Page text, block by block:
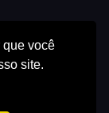
que você
site.